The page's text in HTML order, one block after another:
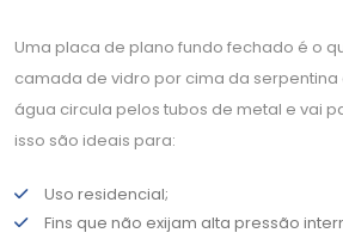
Uma placa de plano fundo fechado é o
camada de vidro por cima da serpentina
água circula pelos tubos de metal e vai
isso são ideais para:
Uso residencial;
Fins que não exijam alta pressão